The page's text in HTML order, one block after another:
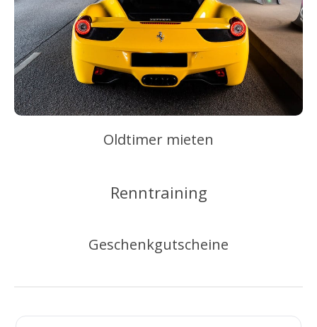
Oldtimer mieten
Renntraining
Geschenkgutscheine